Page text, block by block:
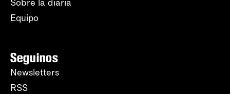
Sobre la diaria
Equipo
Seguinos
Newsletters
RSS